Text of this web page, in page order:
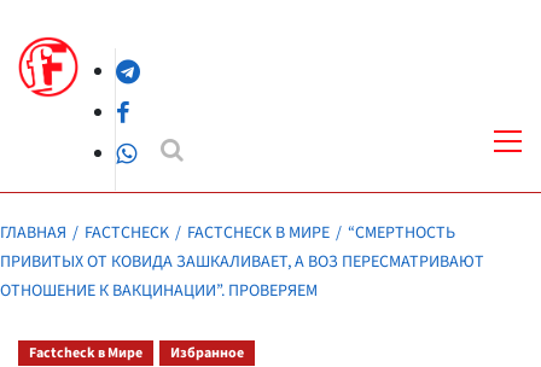
содержимомуTelegram
Facebook
WhatsApp
ГЛАВНАЯ FACTCHECK FACTCHECK В МИРЕ
“СМЕРТНОСТЬ
ПРИВИТЫХ ОТ КОВИДА ЗАШКАЛИВАЕТ, А ВОЗ ПЕРЕСМАТРИВАЮТ
ОТНОШЕНИЕ К ВАКЦИНАЦИИ”. ПРОВЕРЯЕМ
Factcheck в Мире Избранное